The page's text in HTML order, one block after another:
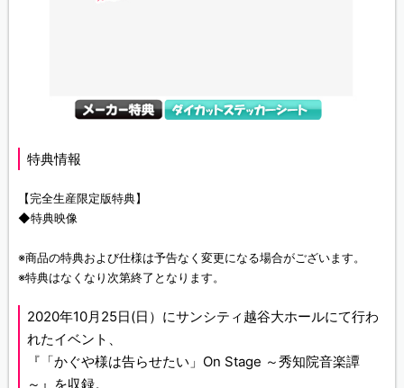
特典情報
【完全生産限定版特典】
◆特典映像
※商品の特典および仕様は予告なく変更になる場合がございます。
※特典はなくなり次第終了となります。
2020年10月25日(日）にサンシティ越谷大ホールにて行わ
れたイベント、
『「かぐや様は告らせたい」On Stage ～秀知院音楽譚
～』を収録。